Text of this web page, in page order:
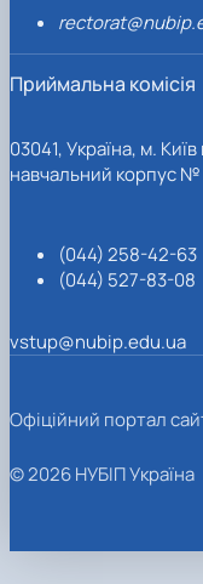
Приймальна комісія
03041, Україна, м.
навчальний корпус №
(044) 258-42-63
(044) 527-83-08
vstup@nubip.edu.ua
Офіційний портал
© 2026 НУБІП Україна